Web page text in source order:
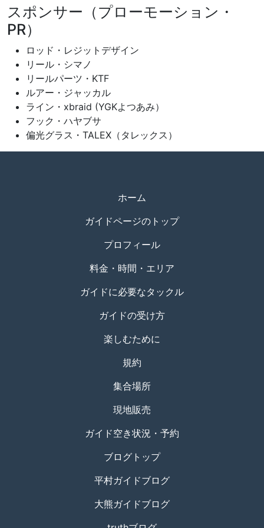
スポンサー（プローモーション・
PR）
ロッド・レジットデザイン
リール・シマノ
リールパーツ・KTF
ルアー・ジャッカル
ライン・xbraid (YGKよつあみ）
フック・ハヤブサ
偏光グラス・TALEX（タレックス）
ホーム
ガイドページのトップ
プロフィール
料金・時間・エリア
ガイドに必要なタックル
ガイドの受け方
楽しむために
規約
集合場所
現地販売
ガイド空き状況・予約
ブログトップ
平村ガイドブログ
大熊ガイドブログ